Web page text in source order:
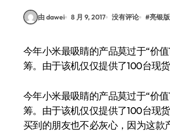
由 dawei 8 月 9, 2017 没有评论 #亮银版
今年小米最吸睛的产品莫过于“价值10万”的米6亮银探索版了，该机在8月3日在小米商城开启众
筹。由于该机仅仅提供了100台现
今年小米最吸睛的产品莫过于“价
筹。由于该机仅仅提供了100台现
买到的朋友也不必灰心，因为这款